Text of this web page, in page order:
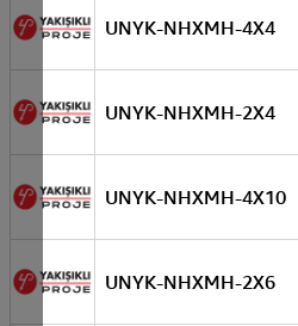
UNYK-NHXMH-4X4
UNYK-NHXMH-2X4
UNYK-NHXMH-4X10
UNYK-NHXMH-2X6